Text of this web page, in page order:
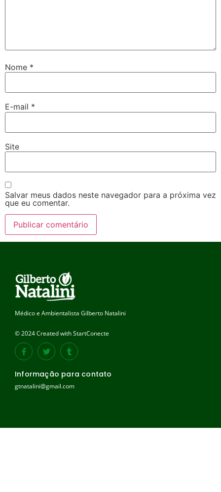
Nome *
E-mail *
Site
Salvar meus dados neste navegador para a próxima vez
que eu comentar.
Médico e Ambientalista Gilberto Natalini
© 2024 Created with StartConecte
Informação para contato
gtnatalini@gmail.com